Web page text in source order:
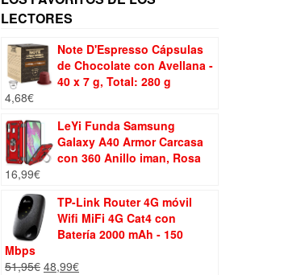
LECTORES
Note D'Espresso Cápsulas
de Chocolate con Avellana -
40 x 7 g, Total: 280 g
4,68€
LeYi Funda Samsung
Galaxy A40 Armor Carcasa
con 360 Anillo iman, Rosa
16,99€
TP-Link Router 4G móvil
Wifi MiFi 4G Cat4 con
Batería 2000 mAh - 150
Mbps
51,95€ El
48,99€El